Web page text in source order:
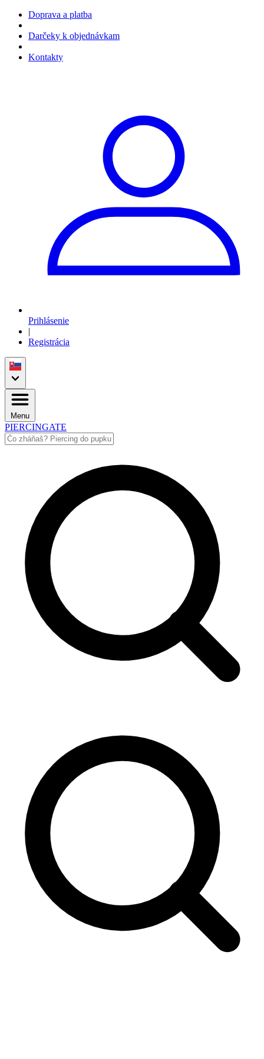
Doprava a platba
Darčeky k objednávkam
Kontakty
Prihlásenie
|
Registrácia
Menu
PIERCINGATE